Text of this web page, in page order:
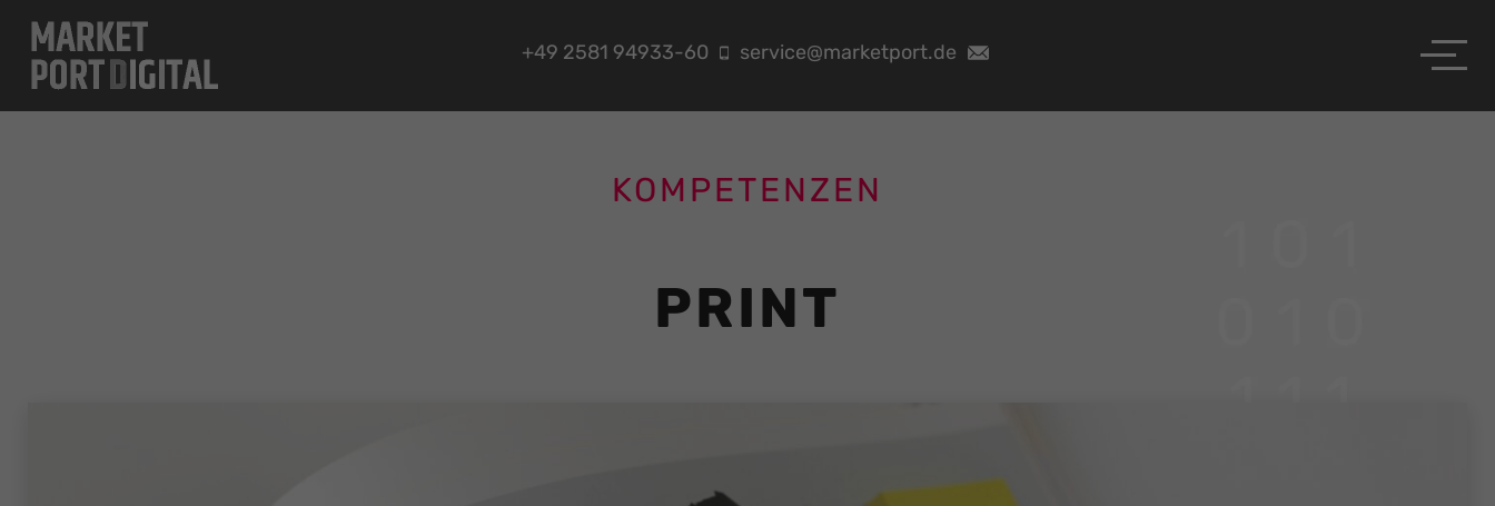
+49 2581 94933-60 service@marketport.de
KOMPETENZEN
PRINT